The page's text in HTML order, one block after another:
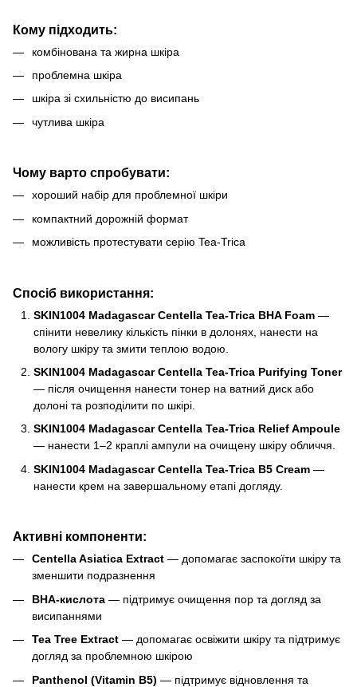
Кому підходить:
комбінована та жирна шкіра
проблемна шкіра
шкіра зі схильністю до висипань
чутлива шкіра
Чому варто спробувати:
хороший набір для проблемної шкіри
компактний дорожній формат
можливість протестувати серію Tea-Trica
Спосіб використання:
SKIN1004 Madagascar Centella Tea-Trica BHA Foam —
спінити невелику кількість пінки в долонях, нанести на
вологу шкіру та змити теплою водою.
SKIN1004 Madagascar Centella Tea-Trica Purifying Toner
— після очищення нанести тонер на ватний диск або
долоні та розподілити по шкірі.
SKIN1004 Madagascar Centella Tea-Trica Relief Ampoule
— нанести 1–2 краплі ампули на очищену шкіру обличчя.
SKIN1004 Madagascar Centella Tea-Trica B5 Cream —
нанести крем на завершальному етапі догляду.
Активні компоненти:
Centella Asiatica Extract — допомагає заспокоїти шкіру та
зменшити подразнення
BHA-кислота — підтримує очищення пор та догляд за
висипаннями
Tea Tree Extract — допомагає освіжити шкіру та підтримує
догляд за проблемною шкірою
Panthenol (Vitamin B5) — підтримує відновлення та